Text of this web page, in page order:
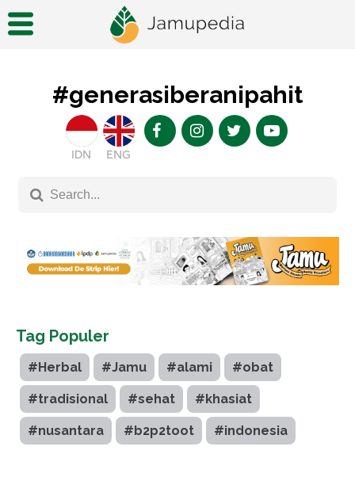
#generasiberanipahit
IDN ENG
Tag Populer
#Herbal #Jamu #alami #obat
#tradisional #sehat #khasiat
#nusantara #b2p2toot #indonesia